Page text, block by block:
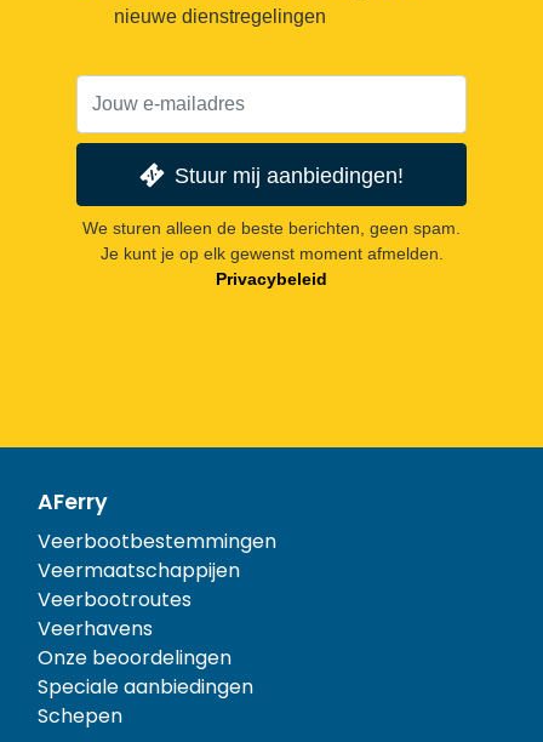
nieuwe dienstregelingen
Stuur mij aanbiedingen!
We sturen alleen de beste berichten, geen spam.
Je kunt je op elk gewenst moment afmelden.
Privacybeleid
AFerry
Veerbootbestemmingen
Veermaatschappijen
Veerbootroutes
Veerhavens
Onze beoordelingen
Speciale aanbiedingen
Schepen